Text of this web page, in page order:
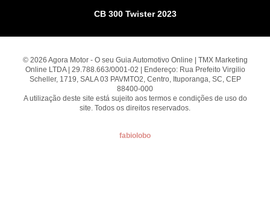
CB 300 Twister 2023
© 2026 Agora Motor - O seu Guia Automotivo Online | TMX Marketing
Online LTDA | 29.788.663/0001-02 | Endereço: Rua Prefeito Virgilio
Scheller, 1719, SALA 03 PAVMTO2, Centro, Ituporanga, SC, CEP
88400-000
A utilização deste site está sujeito aos termos e condições de uso do
site. Todos os direitos reservados.
fabiolobo